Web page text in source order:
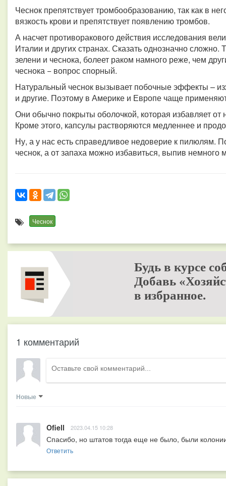
Чеснок препятствует тромбообразованию, так как в
вязкость крови и препятствует появлению тромбов.
А насчет противоракового действия исследования
Италии и других странах. Сказать однозначно сложно.
зелени и чеснока, болеет раком намного реже, чем
чеснока − вопрос спорный.
Натуральный чеснок вызывает побочные эффекты –
и другие. Поэтому в Америке и Европе чаще
Они обычно покрыты оболочкой, которая избавляет от
Кроме этого, капсулы растворяются медленнее и
Ну, а у нас есть справедливое недоверие к пилюлям.
чеснок, а от запаха можно избавиться, выпив немного
Чеснок
Будь в курсе
Добавь
в избранное.
1 комментарий
Новые
Ofiell 2023.04.15 10:28
Спасибо, но штатов тогда еще не было, были
Ответить